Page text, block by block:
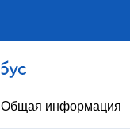
Общая информация